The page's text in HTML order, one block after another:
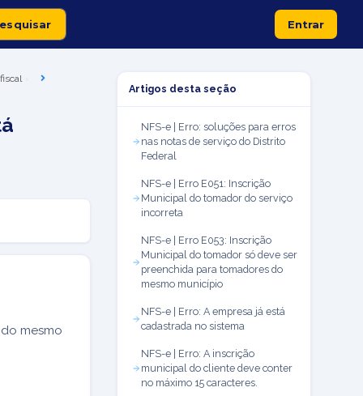
Entrar
mesmo
Artigos desta seção
NFS-e | Erro: soluções para erros
nas notas de serviço do Distrito
Federal
NFS-e | Erro E051: Inscrição
Municipal do tomador do serviço
incorreta
NFS-e | Erro E053: Inscrição
Municipal do tomador só deve ser
preenchida para tomadores do
mesmo município
NFS-e | Erro: A empresa já está
cadastrada no sistema
NFS-e | Erro: A inscrição
municipal do cliente deve conter
no máximo 15 caracteres.